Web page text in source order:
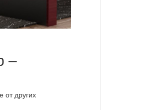
–
от других